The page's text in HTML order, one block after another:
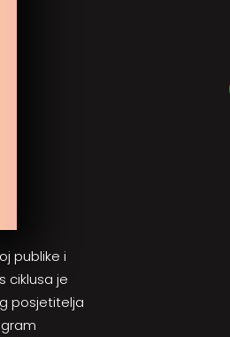
publike i
ciklusa je
posjetitelja